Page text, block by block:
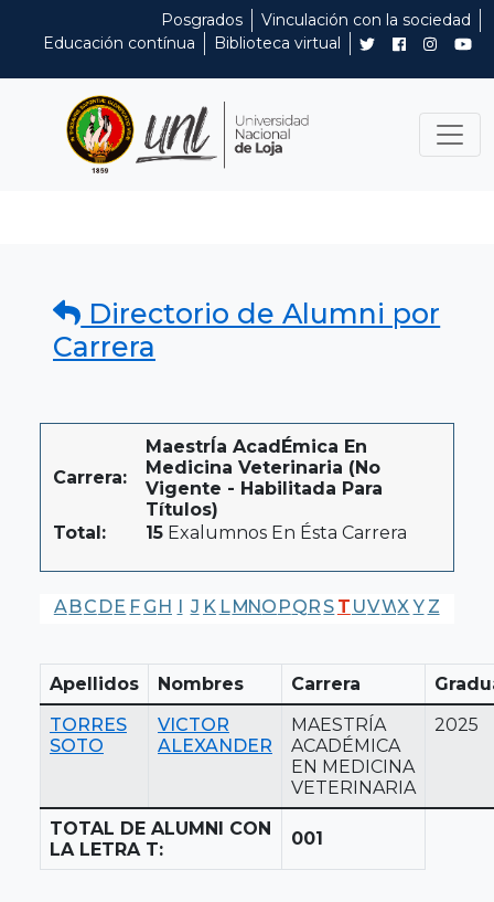
Posgrados
Vinculación con la sociedad
Educación contínua
Biblioteca virtual
Directorio de Alumni por
Carrera
Carrera:
MaestrÍa AcadÉmica En
Medicina Veterinaria (No
Vigente - Habilitada Para
Títulos)
Total:
15 Exalumnos En Ésta Carrera
A BC DE F G H I J K LMNO PQR S T UVWX Y Z
Apellidos Nombres Carrera
TORRES
SOTO
VICTOR
ALEXANDER
MAESTRÍA
ACADÉMICA
EN MEDICINA
VETERINARIA
2025
TOTAL DE ALUMNI CON
LA LETRA T:
001